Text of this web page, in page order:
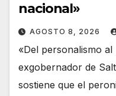
nacional»
AGOSTO 8, 2026
«Del personalismo
exgobernador de
sostiene que el